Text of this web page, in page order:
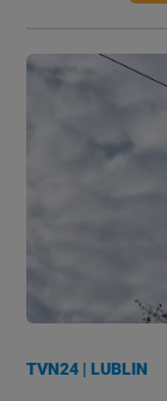
TVN24 |LUBLIN